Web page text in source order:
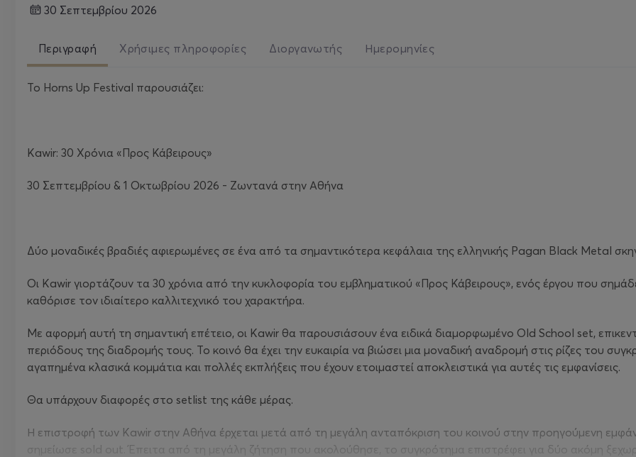
30 Σεπτεμβρίου 2026
Περιγραφή Χρήσιμες πληροφορίες Διοργανωτής Ημερομηνίες
Το Horns Up Festival παρουσιάζει:
Kawir: 30 Χρόνια «Προς Κάβειρους»
30 Σεπτεμβρίου & 1 Οκτωβρίου 2026 - Ζωντανά στην Αθήνα
Δύο μοναδικές βραδιές αφιερωμένες σε ένα από τα σημαντικότερα κεφάλαια της ελληνικής Pagan Black Metal
Οι Kawir γιορτάζουν τα 30 χρόνια από την κυκλοφορία του εμβληματικού «Προς Κάβειρους», ενός έργου που
καθόρισε τον ιδιαίτερο καλλιτεχνικό του χαρακτήρα.
Με αφορμή αυτή τη σημαντική επέτειο, οι Kawir θα παρουσιάσουν ένα ειδικά διαμορφωμένο Old School set,
περιόδους της διαδρομής τους. Το κοινό θα έχει την ευκαιρία να βιώσει μια μοναδική αναδρομή στις ρίζες του
αγαπημένα κλασικά κομμάτια και πολλές εκπλήξεις που έχουν ετοιμαστεί αποκλειστικά για αυτές τις εμφανίσεις.
Θα υπάρχουν διαφορές στο setlist της κάθε μέρας.
Η επιστροφή των Kawir στην Αθήνα έρχεται μετά από τη μεγάλη ανταπόκριση του κοινού στην προηγούμενη
σημείωσε sold out. Έπειτα από τη μεγάλη ζήτηση που ακολούθησε, το συγκρότημα επιστρέφει για δύο ακόμη